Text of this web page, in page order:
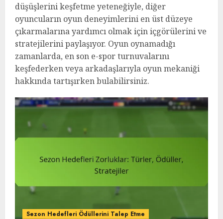
düşüşlerini keşfetme yeteneğiyle, diğer
oyuncuların oyun deneyimlerini en üst düzeye
çıkarmalarına yardımcı olmak için içgörülerini ve
stratejilerini paylaşıyor. Oyun oynamadığı
zamanlarda, en son e-spor turnuvalarını
keşfederken veya arkadaşlarıyla oyun mekaniği
hakkında tartışırken bulabilirsiniz.
Sezon Hedefleri Ödüllerini Talep Etme